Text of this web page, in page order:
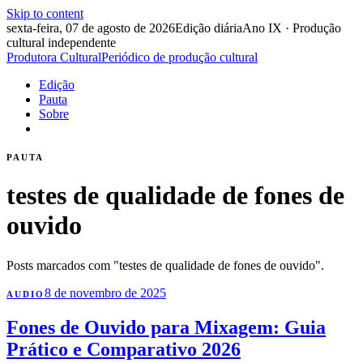
Skip to content
sexta-feira, 07 de agosto de 2026Edição diáriaAno IX · Produção
cultural independente
Produtora CulturalPeriódico de produção cultural
Edição
Pauta
Sobre
PAUTA
testes de qualidade de fones de
ouvido
Posts marcados com "testes de qualidade de fones de ouvido".
AUDIO 8 de novembro de 2025
Fones de Ouvido para Mixagem: Guia
Prático e Comparativo 2026